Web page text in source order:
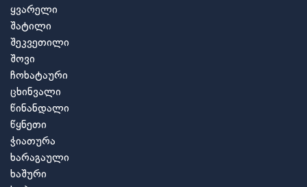
ყვარელი
შატილი
შეკვეთილი
შოვი
ჩოხატაური
ცხინვალი
წინანდალი
წყნეთი
ჭიათურა
ხარაგაული
ხაშური